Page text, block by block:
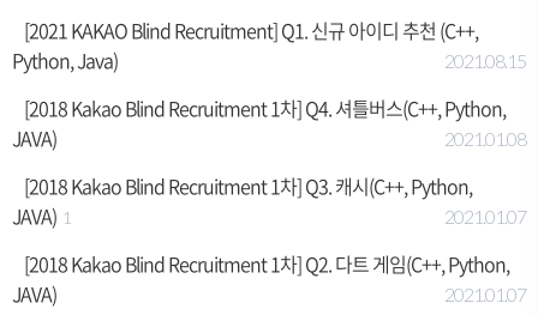
[2021 KAKAO Blind Recruitment] Q1. 신규 아이디 추천 (C++,
Python, Java)
2021.08.15
[2018 Kakao Blind Recruitment 1차] Q4. 셔틀버스(C++, Python,
JAVA)
2021.01.08
[2018 Kakao Blind Recruitment 1차] Q3. 캐시(C++, Python,
JAVA) 1 2021.01.07
[2018 Kakao Blind Recruitment 1차] Q2. 다트 게임(C++, Python,
JAVA)
2021.01.07